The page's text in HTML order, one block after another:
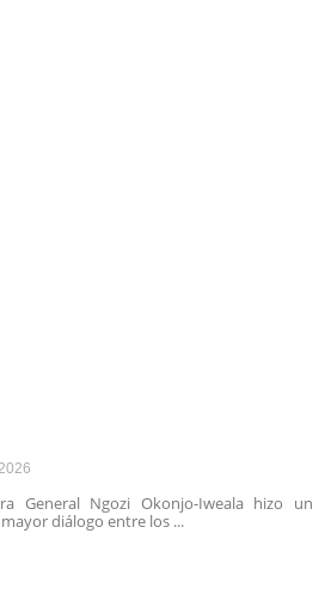
General Ngozi Okonjo-Iweala hizo un
diálogo entre los ...